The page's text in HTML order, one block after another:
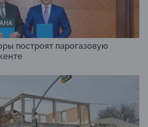
построят парогазовую